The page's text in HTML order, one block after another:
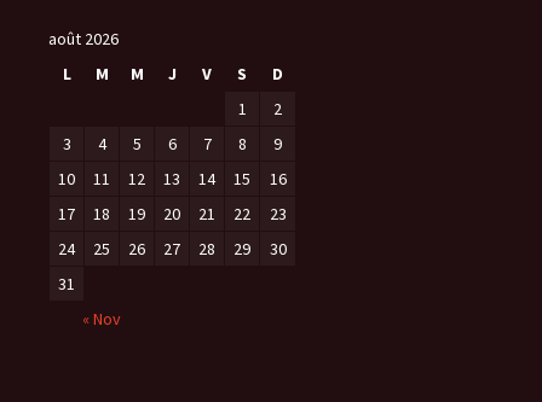
août 2026
L
M M J V S D
« Nov
1
2
3
4 5 6 7 8
9
10
11 12 13 14 15
16
17
18 19 20 21 22
23
24
25 26 27 28 29
30
31